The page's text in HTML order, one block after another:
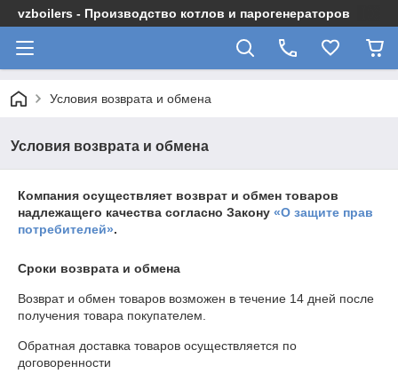
vzboilers - Производство котлов и парогенераторов
Условия возврата и обмена
Условия возврата и обмена
Компания осуществляет возврат и обмен товаров
надлежащего качества согласно Закону «О защите прав
потребителей».
Сроки возврата и обмена
Возврат и обмен товаров возможен в течение 14 дней после
получения товара покупателем.
Обратная доставка товаров осуществляется по
договоренности